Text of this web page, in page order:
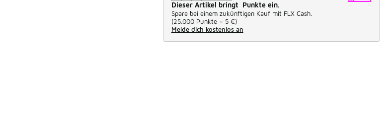
Dieser Artikel bringt Punkte ein.
Spare bei einem zukünftigen Kauf mit FLX Cash.
(25.000 Punkte = 5 €)
Melde dich kostenlos an